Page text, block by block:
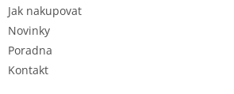
Jak nakupovat
Novinky
Poradna
Kontakt